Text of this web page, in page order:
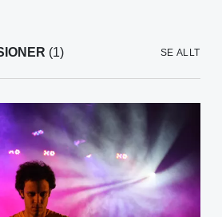
(1) SE ALLT